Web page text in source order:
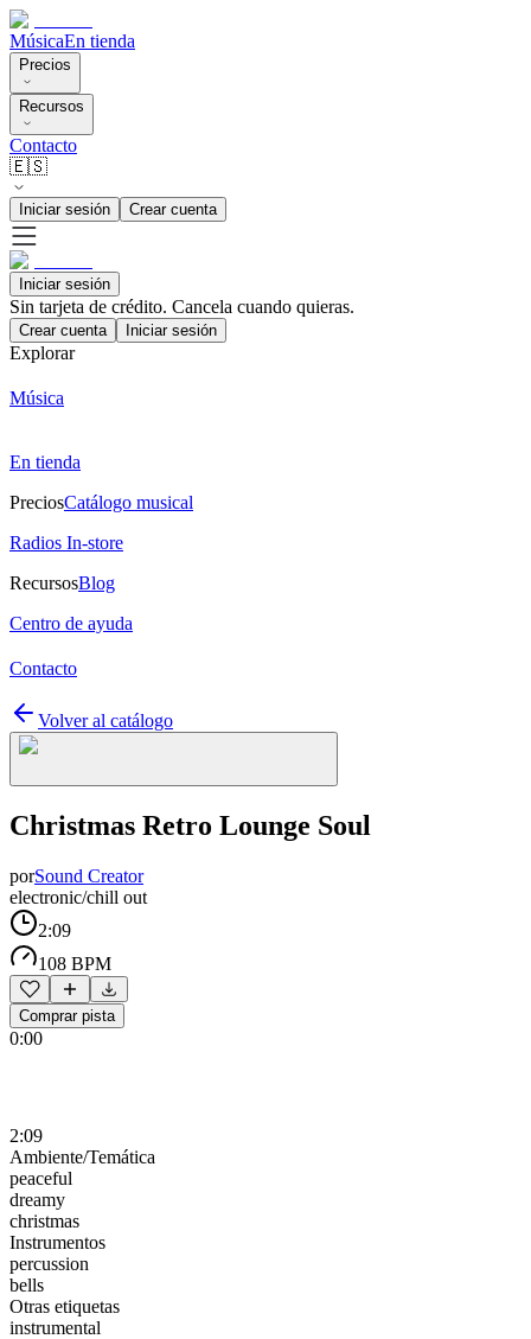
MúsicaEn tienda
Precios
Recursos
Contacto
🇪🇸
Iniciar sesión Crear cuenta
Iniciar sesión
Sin tarjeta de crédito. Cancela cuando quieras.
Crear cuenta Iniciar sesión
Explorar
Música
En tienda
PreciosCatálogo musical
Radios In-store
RecursosBlog
Centro de ayuda
Contacto
Volver al catálogo
Christmas Retro Lounge Soul
porSound Creator
electronic/chill out
2:09
108 BPM
Comprar pista
0:00
2:09
Ambiente/Temática
peaceful
dreamy
christmas
Instrumentos
percussion
bells
Otras etiquetas
instrumental